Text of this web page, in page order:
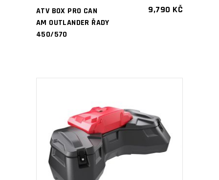
ATV BOX PRO CAN
AM OUTLANDER ŘADY
450/570
9,790 KČ
PŘIDAT DO KOŠÍKU